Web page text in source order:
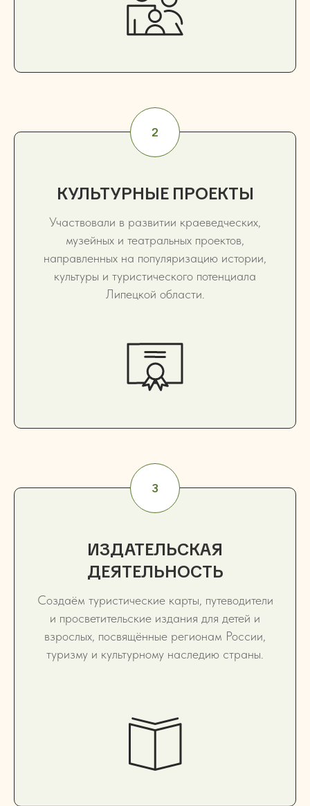
КУЛЬТУРНЫЕ ПРОЕКТЫ
Участвовали в развитии краеведческих,
музейных и театральных проектов,
направленных на популяризацию истории,
культуры и туристического потенциала
Липецкой области.
ИЗДАТЕЛЬСКАЯ
ДЕЯТЕЛЬНОСТЬ
Создаём туристические карты, путеводители
и просветительские издания для детей и
взрослых, посвящённые регионам России,
туризму и культурному наследию страны.